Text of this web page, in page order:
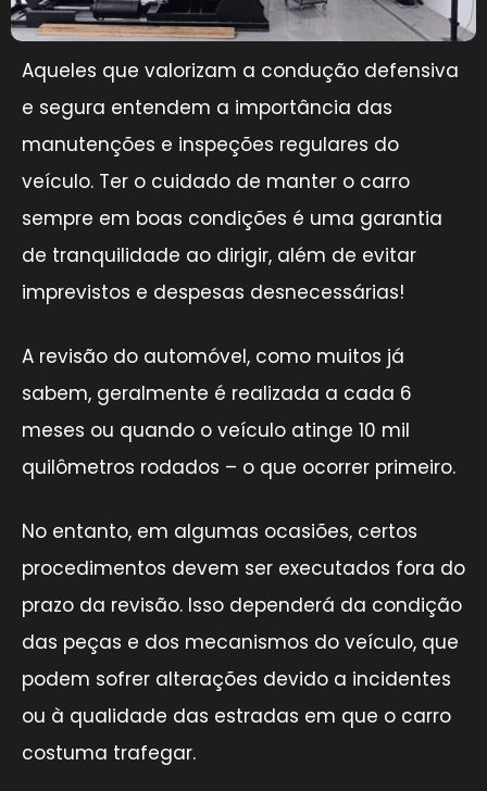
Aqueles que valorizam a condução defensiva
e segura entendem a importância das
manutenções e inspeções regulares do
veículo. Ter o cuidado de manter o carro
sempre em boas condições é uma garantia
de tranquilidade ao dirigir, além de evitar
imprevistos e despesas desnecessárias!
A revisão do automóvel, como muitos já
sabem, geralmente é realizada a cada 6
meses ou quando o veículo atinge 10 mil
quilômetros rodados – o que ocorrer primeiro.
No entanto, em algumas ocasiões, certos
procedimentos devem ser executados fora do
prazo da revisão. Isso dependerá da condição
das peças e dos mecanismos do veículo, que
podem sofrer alterações devido a incidentes
ou à qualidade das estradas em que o carro
costuma trafegar.